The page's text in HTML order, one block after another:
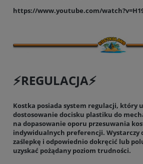
https://www.youtube.com/
⚡️REGULACJA⚡️
Kostka posiada system regulacji, który
dostosowanie docisku plastiku do
na dopasowanie oporu przesuwania
indywidualnych preferencji. Wystarczy
zaślepkę i odpowiednio dokręcić lub
uzyskać pożądany poziom trudności.